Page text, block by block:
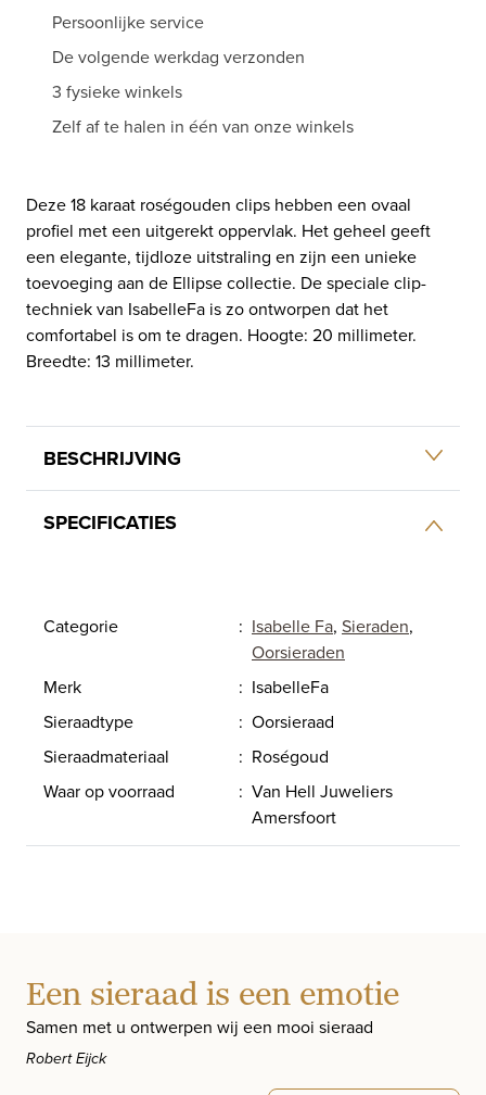
Persoonlijke service
De volgende werkdag verzonden
3 fysieke winkels
Zelf af te halen in één van onze winkels
Deze 18 karaat roségouden clips hebben een ovaal
profiel met een uitgerekt oppervlak. Het geheel geeft
een elegante, tijdloze uitstraling en zijn een unieke
toevoeging aan de Ellipse collectie. De speciale clip-
techniek van IsabelleFa is zo ontworpen dat het
comfortabel is om te dragen. Hoogte: 20 millimeter.
Breedte: 13 millimeter.
BESCHRIJVING
SPECIFICATIES
Categorie : Isabelle Fa, Sieraden,
Oorsieraden
Merk
: IsabelleFa
Sieraadtype
: Oorsieraad
Sieraadmateriaal
: Roségoud
Waar op voorraad
: Van Hell Juweliers
Amersfoort
Een sieraad is een emotie
Samen met u ontwerpen wij een mooi sieraad
Robert Eijck